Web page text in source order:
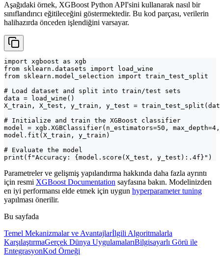
Aşağıdaki örnek, XGBoost Python API'sini kullanarak nasıl bir
sınıflandırıcı eğitileceğini göstermektedir. Bu kod parçası, verilerin
halihazırda önceden işlendiğini varsayar.
import xgboost as xgb
from sklearn.datasets import load_wine
from sklearn.model_selection import train_test_split
# Load dataset and split into train/test sets
data = load_wine()
X_train, X_test, y_train, y_test =
# Initialize and train the XGBoost classifier
model = xgb.XGBClassifier(n_estimators=50,
model.fit(X_train, y_train)
# Evaluate the model
print(f"Accuracy: {model.score(X_test, y_test):.4f}")
Parametreler ve gelişmiş yapılandırma hakkında daha fazla ayrıntı
için resmi XGBoost Documentation sayfasına bakın. Modelinizden
en iyi performansı elde etmek için uygun hyperparameter tuning
yapılması önerilir.
Bu sayfada
Temel Mekanizmalar ve Avantajlarİlgili Algoritmalarla
KarşılaştırmaGerçek Dünya UygulamalarıBilgisayarlı Görü ile
EntegrasyonKod Örneği